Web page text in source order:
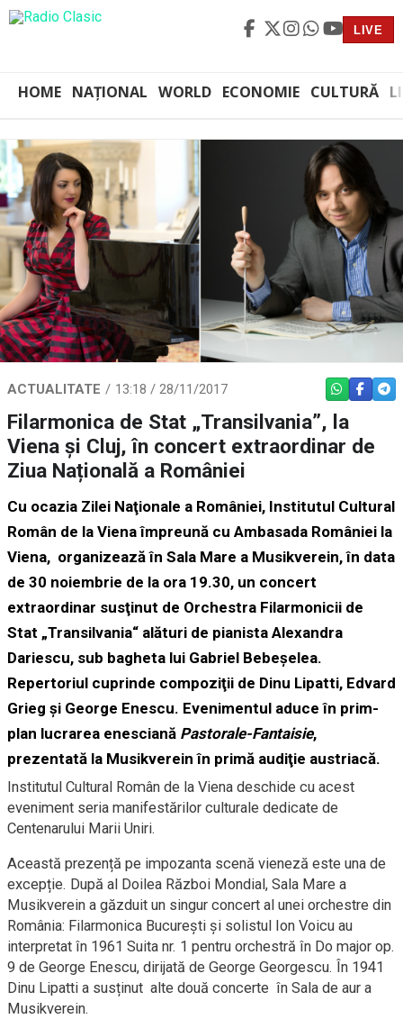
LIVE
HOME NAȚIONAL WORLD ECONOMIE CULTURĂ
ACTUALITATE 13:18 / 28/11/2017 WHATSAPP
Filarmonica de Stat „Transilvania”, la
Viena și Cluj, în concert extraordinar de
Ziua Națională a României
Cu ocazia Zilei Naţionale a României, Institutul Cultural
Român de la Viena împreună cu Ambasada României la
Viena, organizează în Sala Mare a Musikverein, în data
de 30 noiembrie de la ora 19.30, un concert
extraordinar susţinut de Orchestra Filarmonicii de
Stat „Transilvania“ alături de pianista Alexandra
Dariescu, sub bagheta lui Gabriel Bebeşelea.
Repertoriul cuprinde compoziţii de Dinu Lipatti, Edvard
Grieg şi George Enescu. Evenimentul aduce în prim-
plan lucrarea enesciană Pastorale-Fantaisie,
prezentată la Musikverein în primă audiţie austriacă.
Institutul Cultural Român de la Viena deschide cu acest
eveniment seria manifestărilor culturale dedicate de
Centenarului Marii Uniri.
Această prezență pe impozanta scenă vieneză este una de
excepție. După al Doilea Război Mondial, Sala Mare a
Musikverein a găzduit un singur concert al unei orchestre din
România: Filarmonica Bucureşti şi solistul Ion Voicu au
interpretat în 1961 Suita nr. 1 pentru orchestră în Do major op.
9 de George Enescu, dirijată de George Georgescu. În 1941
Dinu Lipatti a susținut alte două concerte în Sala de aur a
Musikverein.